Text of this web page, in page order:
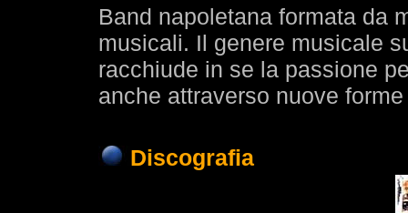
Band napoletana formata da
musicali. Il genere musicale
racchiude in se la passione
anche attraverso nuove
Discografia